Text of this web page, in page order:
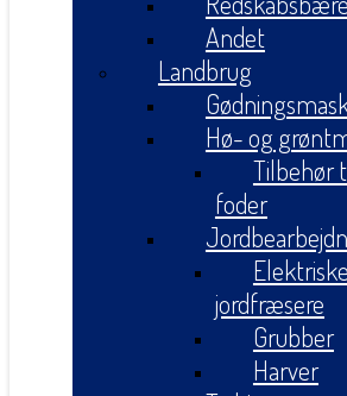
Andet
Landbrug
Hø- og
Tilbehør
foder
jordfræsere
Grubber
Harver